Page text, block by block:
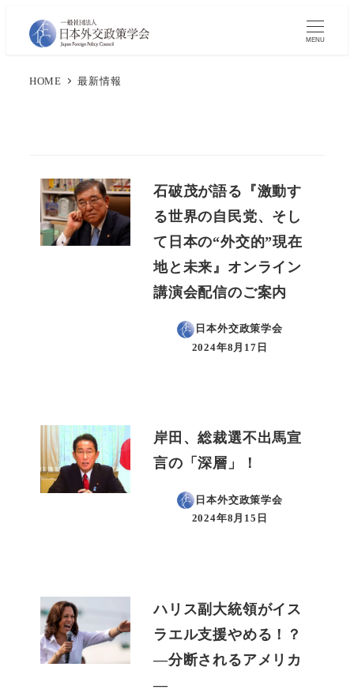
MENU
HOME 最新情報
石破茂が語る『激動す
る世界の自民党、そし
て日本の“外交的”現在
地と未来』オンライン
講演会配信のご案内
日本外交政策学会
投稿日
2024年8月17日
岸田、総裁選不出馬宣
言の「深層」！
日本外交政策学会
投稿日
2024年8月15日
ハリス副大統領がイス
ラエル支援やめる！？
―分断されるアメリカ
―